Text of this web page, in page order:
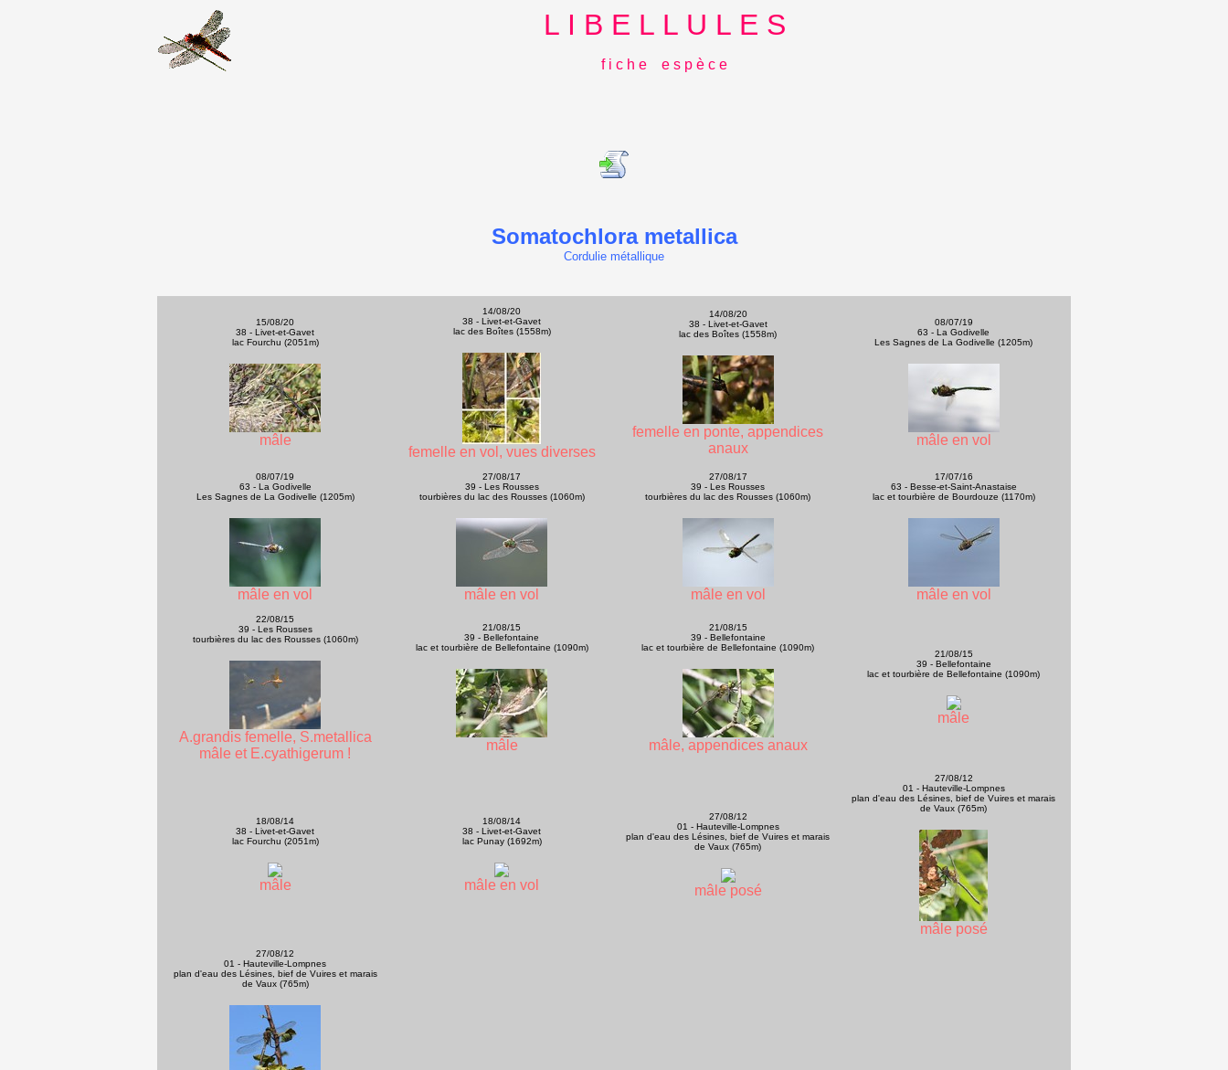
L I B E L L U L E S
f i c h e e s p è c e
Somatochlora metallica
Cordulie métallique
15/08/20
38 - Livet-et-Gavet
lac Fourchu (2051m)
mâle
14/08/20
38 - Livet-et-Gavet
lac des Boîtes (1558m)
femelle en vol, vues diverses
14/08/20
38 - Livet-et-Gavet
lac des Boîtes (1558m)
femelle en ponte, appendices
anaux
08/07/19
63 - La Godivelle
Les Sagnes de La Godivelle (1205m)
mâle en vol
08/07/19
63 - La Godivelle
Les Sagnes de La Godivelle (1205m)
mâle en vol
27/08/17
39 - Les Rousses
tourbières du lac des Rousses (1060m)
mâle en vol
27/08/17
39 - Les Rousses
tourbières du lac des Rousses (1060m)
mâle en vol
17/07/16
63 - Besse-et-Saint-Anastaise
lac et tourbière de Bourdouze (1170m)
mâle en vol
22/08/15
39 - Les Rousses
tourbières du lac des Rousses (1060m)
A.grandis femelle, S.metallica
mâle et E.cyathigerum !
21/08/15
39 - Bellefontaine
lac et tourbière de Bellefontaine (1090m)
mâle
21/08/15
39 - Bellefontaine
lac et tourbière de Bellefontaine (1090m)
mâle, appendices anaux
21/08/15
39 - Bellefontaine
lac et tourbière de Bellefontaine (1090m)
mâle
18/08/14
38 - Livet-et-Gavet
lac Fourchu (2051m)
mâle
18/08/14
38 - Livet-et-Gavet
lac Punay (1692m)
mâle en vol
27/08/12
01 - Hauteville-Lompnes
plan d'eau des Lésines, bief de Vuires et marais
de Vaux (765m)
mâle posé
27/08/12
01 - Hauteville-Lompnes
plan d'eau des Lésines, bief de Vuires et marais
de Vaux (765m)
mâle posé
27/08/12
01 - Hauteville-Lompnes
plan d'eau des Lésines, bief de Vuires et marais
de Vaux (765m)